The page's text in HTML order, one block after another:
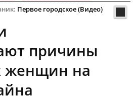
Первое городское (Видео)
причины
женщин на